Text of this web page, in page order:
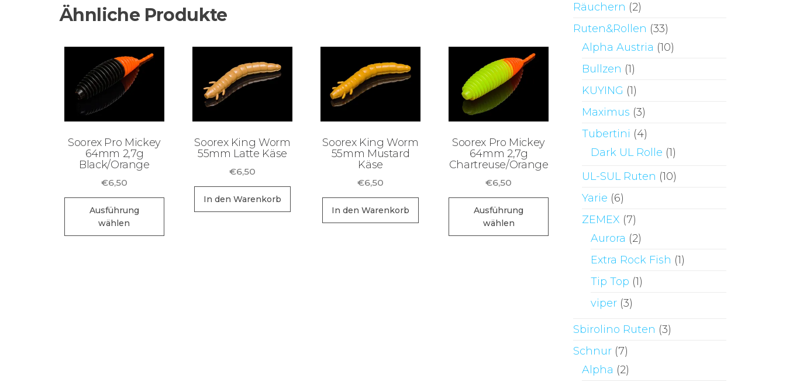
Ähnliche Produkte
Soorex Pro Mickey
64mm 2,7g
Black/Orange
€6,50
Ausführung
wählen
Dieses
weist
Soorex King Worm
55mm Latte Käse
€6,50
In den Warenkorb
Soorex King Worm
55mm Mustard
Käse
€6,50
In den Warenkorb
Soorex Pro Mickey
64mm 2,7g
Chartreuse/Orange
€6,50
Ausführung
wählen
Produkt
weist
Varianten
können
Räuchern (2)
Ruten&Rollen (33)
Alpha Austria (10)
Bullzen (1)
KUYING (1)
Maximus (3)
Tubertini (4)
Dark UL Rolle (1)
UL-SUL Ruten (10)
Yarie (6)
ZEMEX (7)
Aurora (2)
Extra Rock Fish (1)
Tip Top (1)
viper (3)
Sbirolino Ruten (3)
Schnur (7)
Alpha (2)